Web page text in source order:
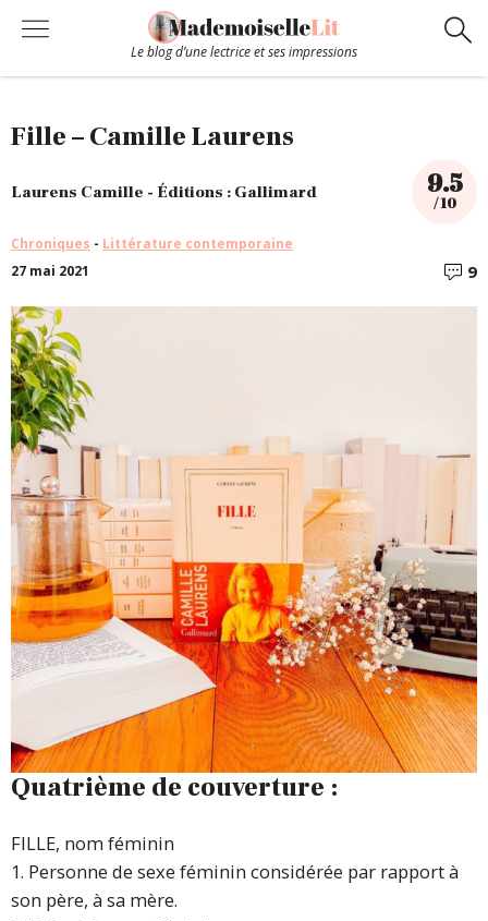
Le blog d’une lectrice et ses impressions
Coups de coeur
Hors-Série
Bibliothèque
Fille – Camille Laurens
Laurens Camille - Éditions : Gallimard 9.5
/ 10
Chroniques - Littérature contemporaine
27 mai 2021
9
Quatrième de couverture :
FILLE, nom féminin
1. Personne de sexe féminin considérée par rapport à
son père, à sa mère.